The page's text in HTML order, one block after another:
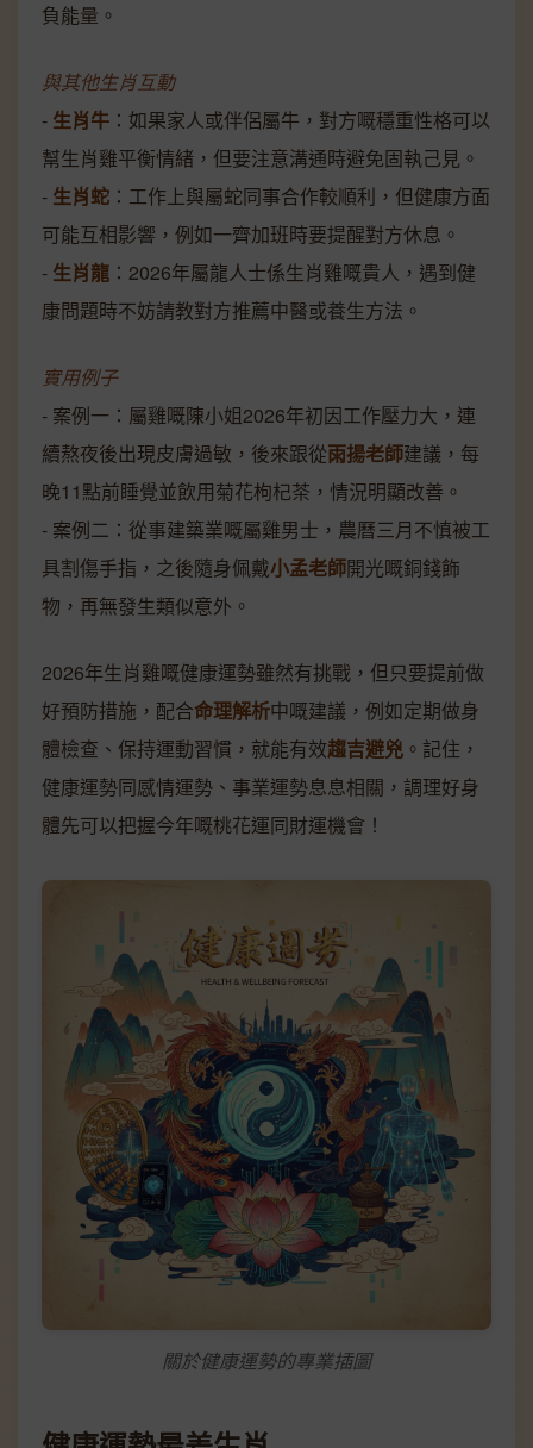
負能量。
與其他生肖互動
- 生肖牛 ：如果家人或伴侶屬牛，對方嘅穩重性格可以
幫生肖雞平衡情緒，但要注意溝通時避免固執己見。
- 生肖蛇 ：工作上與屬蛇同事合作較順利，但健康方面
可能互相影響，例如一齊加班時要提醒對方休息。
- 生肖龍 ：2026年屬龍人士係生肖雞嘅貴人，遇到健
康問題時不妨請教對方推薦中醫或養生方法。
實用例子
- 案例一：屬雞嘅陳小姐2026年初因工作壓力大，連
續熬夜後出現皮膚過敏，後來跟從雨揚老師建議，每
晚11點前睡覺並飲用菊花枸杞茶，情況明顯改善。
- 案例二：從事建築業嘅屬雞男士，農曆三月不慎被工
具割傷手指，之後隨身佩戴小孟老師開光嘅銅錢飾
物，再無發生類似意外。
2026年生肖雞嘅健康運勢雖然有挑戰，但只要提前做
好預防措施，配合命理解析中嘅建議，例如定期做身
體檢查、保持運動習慣，就能有效趨吉避兇 。記住，
健康運勢同感情運勢、事業運勢息息相關，調理好身
體先可以把握今年嘅桃花運同財運機會！
關於健康運勢的專業插圖